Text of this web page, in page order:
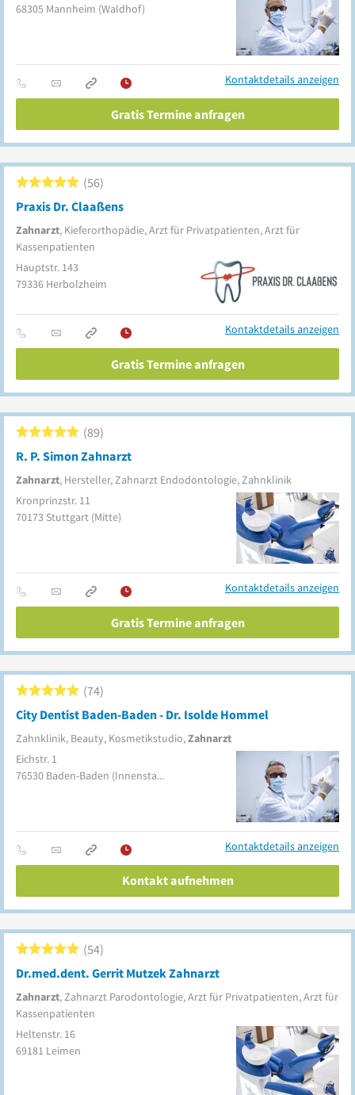
68305 Mannheim (Waldhof)
Kontaktdetails anzeigen
Gratis Termine anfragen
Praxis Dr. Claaßens
Zahnarzt, Kieferorthopädie, Arzt für Privatpatienten, Arzt für
Kassenpatienten
56
Hauptstr. 143
79336 Herbolzheim
Kontaktdetails anzeigen
Gratis Termine anfragen
R. P. Simon Zahnarzt
Zahnarzt, Hersteller, Zahnarzt Endodontologie, Zahnklinik
89
Kronprinzstr. 11
70173 Stuttgart (Mitte)
Kontaktdetails anzeigen
Gratis Termine anfragen
City Dentist Baden-Baden - Dr. Isolde Hommel
Zahnklinik, Beauty, Kosmetikstudio,Zahnarzt
74
Eichstr. 1
76530 Baden-Baden (Innenstadt)
Kontaktdetails anzeigen
Kontakt aufnehmen
Dr.med.dent. Gerrit Mutzek Zahnarzt
Zahnarzt, Zahnarzt Parodontologie, Arzt für Privatpatienten, Arzt für
Kassenpatienten
54
Heltenstr. 16
69181 Leimen